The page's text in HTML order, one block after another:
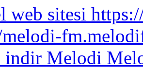
web sitesi
indir Melodi